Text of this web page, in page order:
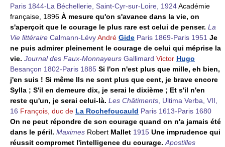
Paris 1844-La Béchellerie, Saint-Cyr-sur-Loire, 1924Académie
française, 1896 À mesure qu'on s'avance dans la vie, on
s'aperçoit que le courage le plus rare est celui de penser. La
Vie littéraire Calmann-LévyAndré Gide Paris 1869-Paris 1951 Je
ne puis admirer pleinement le courage de celui qui méprise la
vie. Journal des Faux-Monnayeurs Gallimard Victor Hugo
Besançon 1802-Paris 1885 Si l'on n'est plus que mille, eh bien,
j'en suis ! Si même Ils ne sont plus que cent, je brave encore
Sylla ; S'il en demeure dix, je serai le dixième ; Et s'il n'en
reste qu'un, je serai celui-là. Les Châtiments , Ultima Verba, VII,
16 François, duc de La Rochefoucauld Paris 1613-Paris 1680
On ne peut répondre de son courage quand on n'a jamais été
dans le péril. Maximes Robert Mallet 1915 Une imprudence qui
réussit compromet l'intelligence du courage. Apostilles